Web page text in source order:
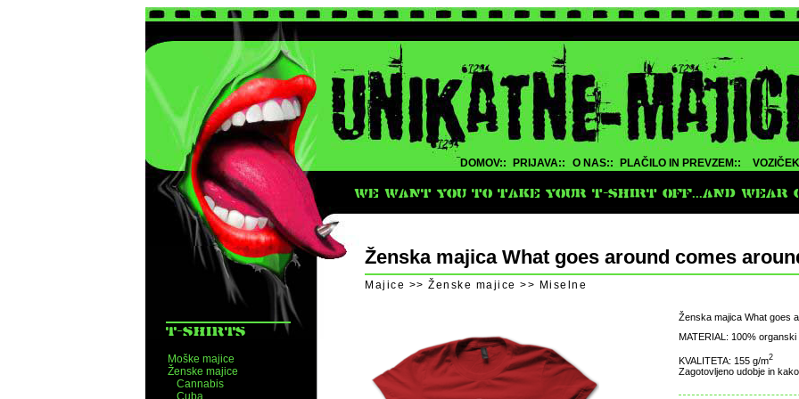
DOMOV:: PRIJAVA:: O NAS:: PLAČILO IN PREVZEM::
WE WANT YOU TO TAKE YOUR T-SHIRT OFF...AND WEAR
T-SHIRTS
Moške majice
Ženske majice
Cannabis
Cuba
Ženska majica What goes around comes
Majice >> Ženske majice >> Miselne
Ženska majica What goes
MATERIAL: 100% organski
KVALITETA: 155 g/m2
Zagotovljeno udobje in